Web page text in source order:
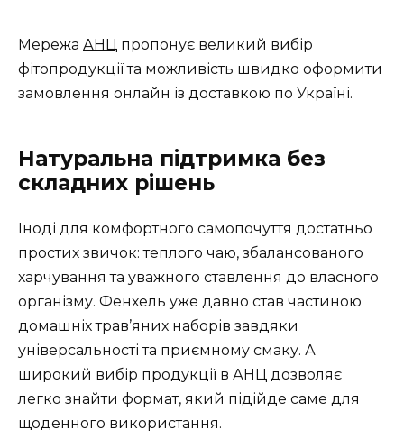
Мережа АНЦ пропонує великий вибір
фітопродукції та можливість швидко оформити
замовлення онлайн із доставкою по Україні.
Натуральна підтримка без
складних рішень
Іноді для комфортного самопочуття достатньо
простих звичок: теплого чаю, збалансованого
харчування та уважного ставлення до власного
організму. Фенхель уже давно став частиною
домашніх трав’яних наборів завдяки
універсальності та приємному смаку. А
широкий вибір продукції в АНЦ дозволяє
легко знайти формат, який підійде саме для
щоденного використання.